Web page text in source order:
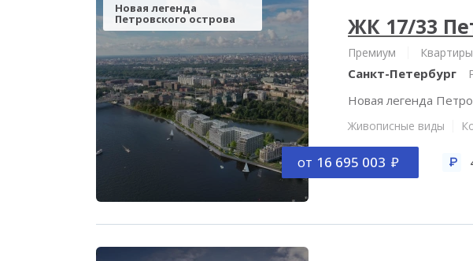
Новая легенда
Петровского острова ЖК 17/33
Премиум
Санкт-Петербург
Новая легенда
Живописные виды
от 16 695 003